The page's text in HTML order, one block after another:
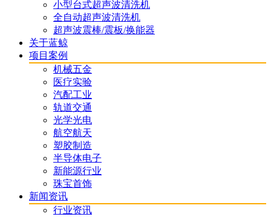
小型台式超声波清洗机
全自动超声波清洗机
超声波震棒/震板/换能器
关于蓝鲸
项目案例
机械五金
医疗实验
汽配工业
轨道交通
光学光电
航空航天
塑胶制造
半导体电子
新能源行业
珠宝首饰
新闻资讯
行业资讯